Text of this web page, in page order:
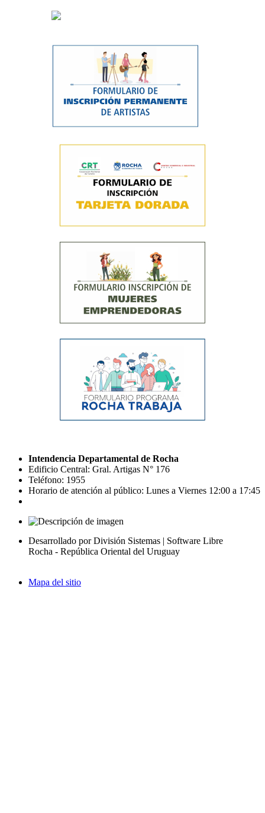
Intendencia Departamental de Rocha
Edificio Central: Gral. Artigas N° 176
Teléfono: 1955
Horario de atención al público: Lunes a Viernes 12:00 a 17:45
Desarrollado por División Sistemas | Software Libre
Rocha - República Oriental del Uruguay
Mapa del sitio